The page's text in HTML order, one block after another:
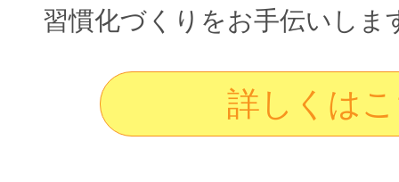
習慣化づくりをお手伝いしま
詳しくは